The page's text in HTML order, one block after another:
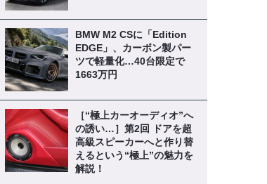
BMW M2 CSに「Edition
EDGE」、カーボン製パー
ツで軽量化…40台限定で
1663万円
［“極上カーオーディオ”へ
の誘い…］第2回 ドアを超
高級スピーカーへと作り替
えるという“極上”の魅力を
解説！